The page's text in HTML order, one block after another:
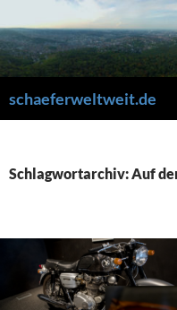
Inhalt
springen
schaeferweltweit.de
Schlagwortarchiv: Auf